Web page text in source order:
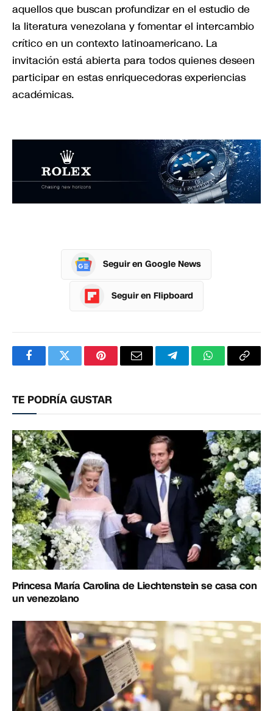
aquellos que buscan profundizar en el estudio de
la literatura venezolana y fomentar el intercambio
crítico en un contexto latinoamericano. La
invitación está abierta para todos quienes deseen
participar en estas enriquecedoras experiencias
académicas.
Seguir en Google News
Seguir en Flipboard
FacebookTwitterPinterestCorreoTelegramWhatsApp
TE PODRÍA GUSTAR
Princesa María Carolina de Liechtenstein se casa con
un venezolano